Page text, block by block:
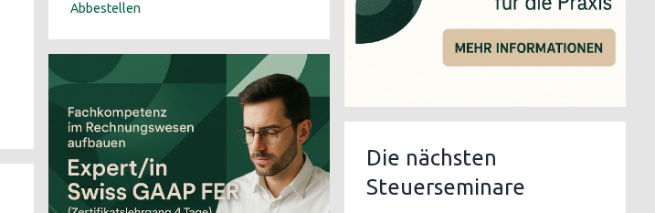
Abbestellen
Die nächsten
Steuerseminare